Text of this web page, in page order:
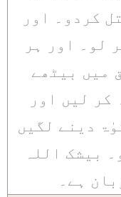
کردو۔ اور
لو۔ اور ہر
میں بیٹھے
کر لیں اور
دینے لگیں
بیشک اللہ
ہے۔